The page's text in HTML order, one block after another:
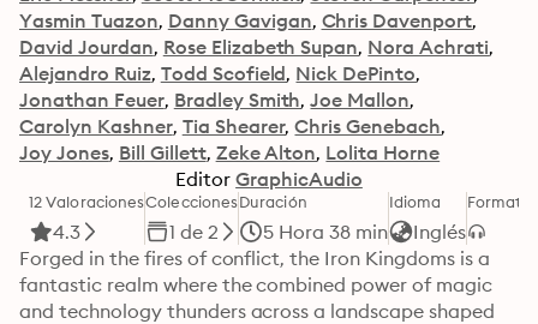
Yasmin Tuazon Danny Gavigan Chris Davenport
David Jourdan Rose Elizabeth Supan Nora Achrati
Alejandro Ruiz Todd Scofield Nick DePinto
Jonathan Feuer Bradley Smith Joe Mallon
Carolyn Kashner Tia Shearer Chris Genebach
Joy Jones Bill Gillett Zeke Alton Lolita Horne
Editor GraphicAudio
12 Valoraciones
4.3
Colecciones
1 de 2
Duración
5 Hora 38 min
Idioma
Inglés
Formato
Forged in the fires of conflict, the Iron Kingdoms is a
fantastic realm where the combined power of magic
and technology thunders across a landscape shaped